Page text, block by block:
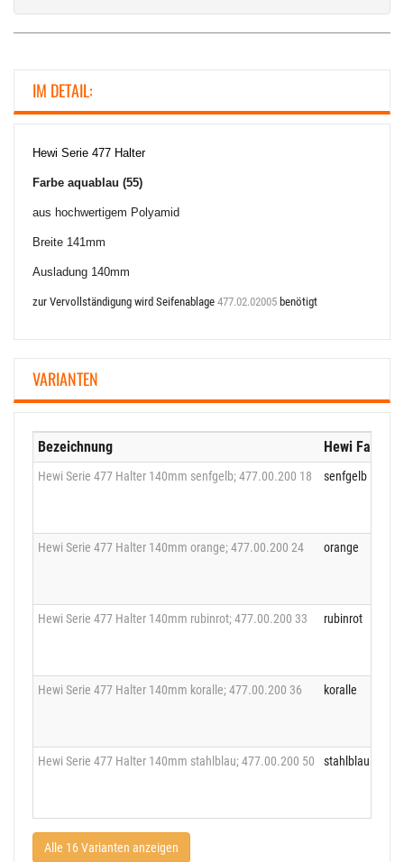
IM DETAIL:
Hewi Serie 477 Halter
Farbe aquablau (55)
aus hochwertigem Polyamid
Breite 141mm
Ausladung 140mm
zur Vervollständigung wird Seifenablage 477.02.02005 benötigt
VARIANTEN
Bezeichnung Hewi Farbe
Hewi Serie 477 Halter 140mm senfgelb; 477.00.200 18 senfgelb
Hewi Serie 477 Halter 140mm orange; 477.00.200 24 orange
Hewi Serie 477 Halter 140mm rubinrot; 477.00.200 33 rubinrot
Hewi Serie 477 Halter 140mm koralle; 477.00.200 36 koralle
Hewi Serie 477 Halter 140mm stahlblau; 477.00.200 50 stahlblau
Alle 16 Varianten anzeigen